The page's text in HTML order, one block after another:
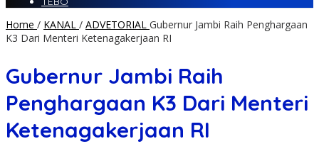
Home / KANAL / ADVETORIAL Gubernur Jambi Raih Penghargaan
K3 Dari Menteri Ketenagakerjaan RI
Gubernur Jambi Raih
Penghargaan K3 Dari Menteri
Ketenagakerjaan RI